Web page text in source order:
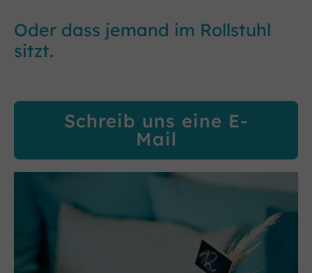
Oder dass jemand im Rollstuhl
sitzt.
Schreib uns eine E-
Mail